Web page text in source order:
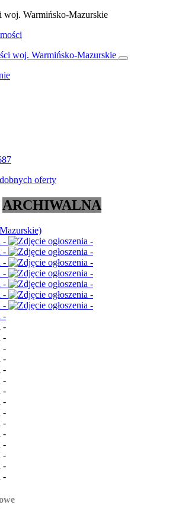
woj. Warmińsko-Mazurskie
oferty
ARCHIWALNA